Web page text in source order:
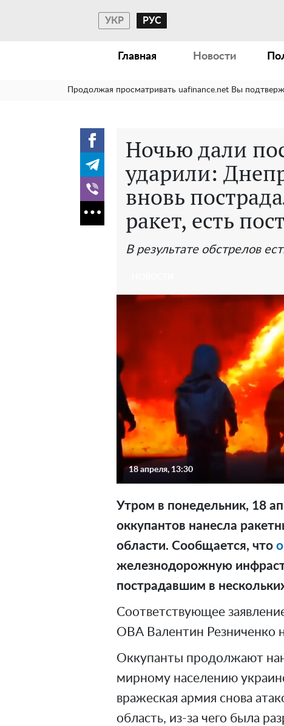
УКР РУС
Главная Новости
Продолжая просматривать uafinance.net Вы
Ночью дали
ударили:
вновь
ракет, есть
В результате обстрелов
18 апреля, 13:30
Утром в понедельник, 18
оккупантов нанесла
области. Сообщается, что
железнодорожную
пострадавшим в
Соответствующее
ОВА Валентин Резниченко
Оккупанты продолжают
мирному населению
вражеская армия снова
область, из-за чего была